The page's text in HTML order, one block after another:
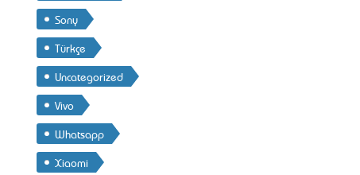
Sony
Türkçe
Uncategorized
Vivo
Whatsapp
Xiaomi